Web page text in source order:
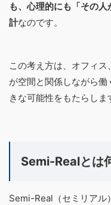
も、心理的にも「その
計なのです。
この考え方は、オフィ
が空間と関係しながら
きな可能性をもたらしま
Semi-Realとは
Semi-Real（セミリア